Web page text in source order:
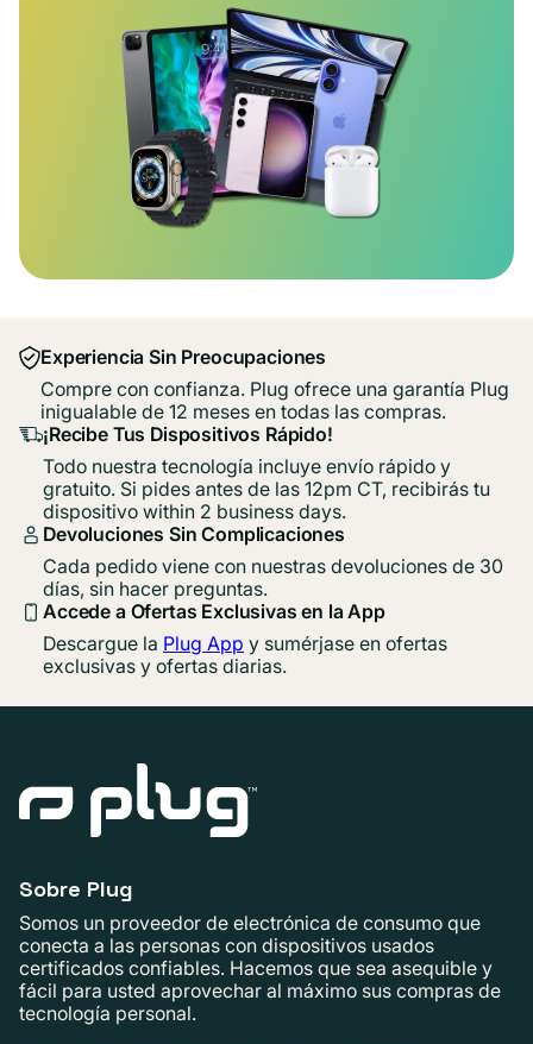
Experiencia Sin Preocupaciones
Compre con confianza. Plug ofrece una garantía Plug
inigualable de 12 meses en todas las compras.
¡Recibe Tus Dispositivos Rápido!
Todo nuestra tecnología incluye envío rápido y
gratuito. Si pides antes de las 12pm CT, recibirás tu
dispositivo within 2 business days.
Devoluciones Sin Complicaciones
Cada pedido viene con nuestras devoluciones de 30
días, sin hacer preguntas.
Accede a Ofertas Exclusivas en la App
Descargue la Plug App y sumérjase en ofertas
exclusivas y ofertas diarias.
Sobre Plug
Somos un proveedor de electrónica de consumo que
conecta a las personas con dispositivos usados ​​
certificados confiables. Hacemos que sea asequible y
fácil para usted aprovechar al máximo sus compras de
tecnología personal.